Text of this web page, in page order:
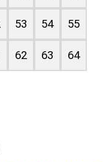
53 54 55
62 63 64